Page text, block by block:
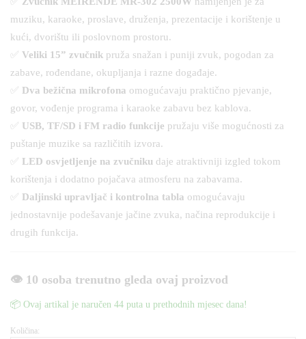
muziku, karaoke, proslave, druženja, prezentacije i korištenje u
kući, dvorištu ili poslovnom prostoru.
Veliki 15” zvučnik pruža snažan i puniji zvuk, pogodan za
zabave, rođendane, okupljanja i razne događaje.
Dva bežična mikrofona omogućavaju praktično pjevanje,
govor, vođenje programa i karaoke zabavu bez kablova.
USB, TF/SD i FM radio funkcije pružaju više mogućnosti za
puštanje muzike sa različitih izvora.
LED osvjetljenje na zvučniku daje atraktivniji izgled tokom
korištenja i dodatno pojačava atmosferu na zabavama.
Daljinski upravljač i kontrolna tabla omogućavaju
jednostavnije podešavanje jačine zvuka, načina reprodukcije i
drugih funkcija.
👁️ 10 osoba trenutno gleda ovaj proizvod
📦 Ovaj artikal je naručen 44 puta u prethodnih mjesec dana!
Zvučnik
Količina: